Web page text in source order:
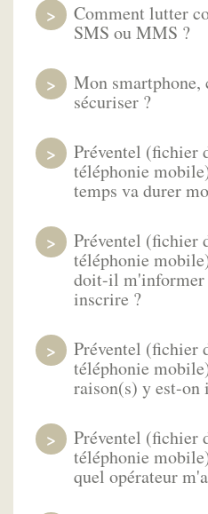
Comment lutter
SMS ou MMS ?
Mon smartphone,
sécuriser ?
Préventel (fichier
téléphonie
temps va durer
Préventel (fichier
téléphonie
doit-il m'informer
inscrire ?
Préventel (fichier
téléphonie
raison(s) y est-on
Préventel (fichier
téléphonie
quel opérateur